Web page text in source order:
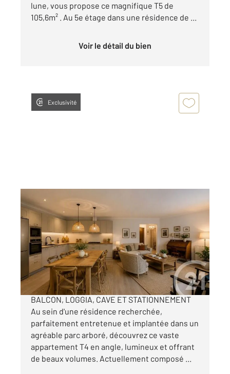
lune, vous propose ce magnifique T5 de
105,6m² . Au 5e étage dans une résidence de ...
Voir le détail du bien
Exclusivité
TASSIN LA DEMI LUNE 69
91,21 m , 4 pièces
Ref : 314
Appartement F4 à vendre
360 000 €
APPARTEMENT T4 À FORT POTENTIEL
BALCON, LOGGIA, CAVE ET STATIONNEMENT
Au sein d'une résidence recherchée,
parfaitement entretenue et implantée dans un
agréable parc arboré, découvrez ce vaste
appartement T4 en angle, lumineux et offrant
de beaux volumes. Actuellement composé ...